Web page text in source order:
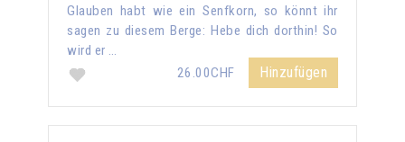
Glauben habt wie ein Senfkorn, so könnt ihr
sagen zu diesem Berge: Hebe dich dorthin! So
wird er …
26.00CHF
Hinzufügen